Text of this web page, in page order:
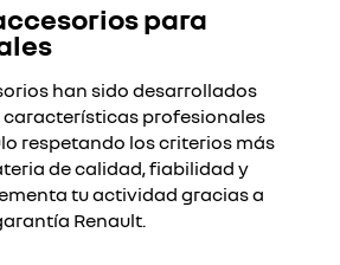
para
han sido desarrollados
profesionales
respetando los criterios más
de calidad, fiabilidad y
tu actividad gracias a
Renault.